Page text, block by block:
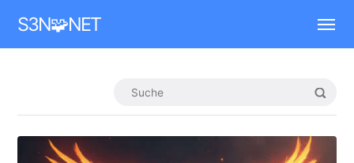
S3N🧩NET